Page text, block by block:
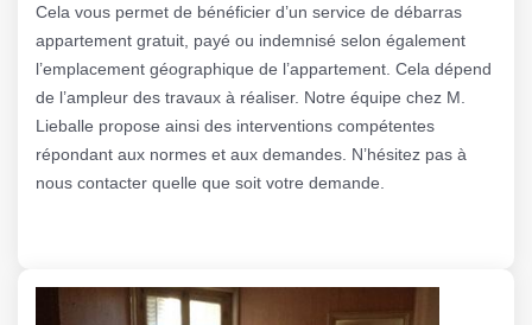
Cela vous permet de bénéficier d’un service de débarras
appartement gratuit, payé ou indemnisé selon également
l’emplacement géographique de l’appartement. Cela dépend
de l’ampleur des travaux à réaliser. Notre équipe chez M.
Lieballe propose ainsi des interventions compétentes
répondant aux normes et aux demandes. N’hésitez pas à
nous contacter quelle que soit votre demande.